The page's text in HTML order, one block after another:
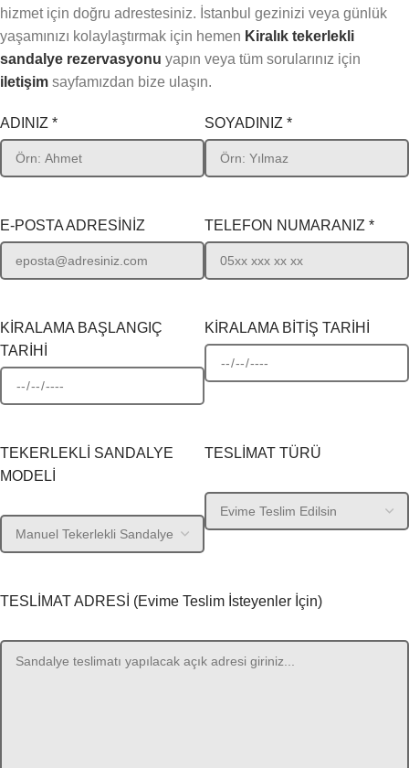
hizmet için doğru adrestesiniz. İstanbul gezinizi veya günlük
yaşamınızı kolaylaştırmak için hemen Kiralık tekerlekli
sandalye rezervasyonu yapın veya tüm sorularınız için
iletişim sayfamızdan bize ulaşın.
ADINIZ * SOYADINIZ *
E-POSTA ADRESİNİZ TELEFON NUMARANIZ *
KİRALAMA BAŞLANGIÇ
TARİHİ
KİRALAMA BİTİŞ TARİHİ
TEKERLEKLİ SANDALYE
MODELİ
TESLİMAT TÜRÜ
TESLİMAT ADRESİ (Evime Teslim İsteyenler İçin)